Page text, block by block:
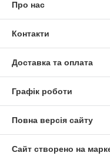
Масивні брутальні
Каблучки з
Кільця з рунами,
цифрами
Кожен стиль — це
Про нас
Контакти
Доставка та оплата
Графік роботи
Повна версія сайту
Сайт створено на